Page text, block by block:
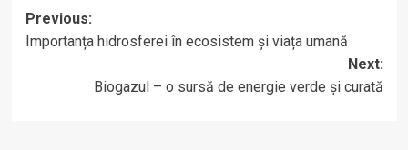
Post
navigation
Previous:
Importanța hidrosferei în ecosistem și viața umană
Next:
Biogazul – o sursă de energie verde și curată